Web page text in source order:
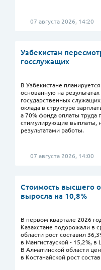
07 августа 2026, 14:20
Узбекистан
госслужащих
В Узбекистане
основанную на
государственных
оклада в структуре
а 70% фонда оплаты труда
стимулирующие выплаты,
результатами работы.
07 августа 2026, 14:00
Стоимость высшего
выросла на 10,8%
В первом квартале 2026
Казахстане подорожали в
области рост составил
в Мангистауской - 15,2%,
В Алматинской области
в Костанайской рост